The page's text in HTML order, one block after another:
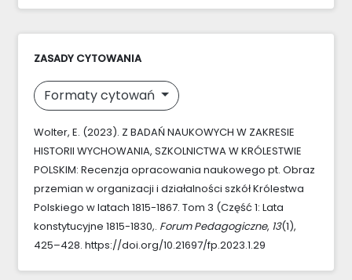
ZASADY CYTOWANIA
Formaty cytowań
Wolter, E. (2023). Z BADAŃ NAUKOWYCH W ZAKRESIE
HISTORII WYCHOWANIA, SZKOLNICTWA W KRÓLESTWIE
POLSKIM: Recenzja opracowania naukowego pt. Obraz
przemian w organizacji i działalności szkół Królestwa
Polskiego w latach 1815-1867. Tom 3 (Część 1: Lata
konstytucyjne 1815-1830,. Forum Pedagogiczne, 13(1),
425–428. https://doi.org/10.21697/fp.2023.1.29